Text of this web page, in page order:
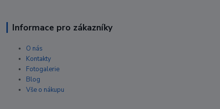
Informace pro zákazníky
O nás
Kontakty
Fotogalerie
Blog
Vše o nákupu